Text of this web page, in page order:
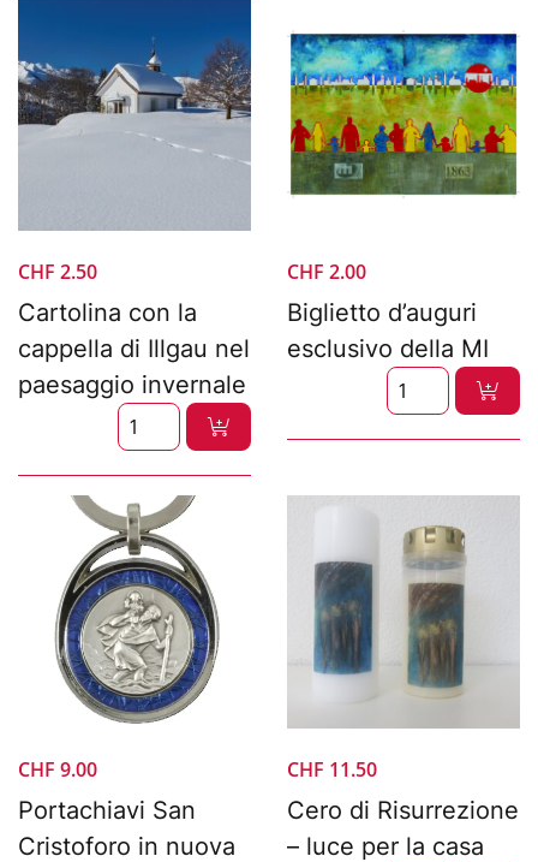
CHF 2.50
Cartolina con la
cappella di Illgau nel
paesaggio invernale
CHF 2.00
Biglietto d’auguri
esclusivo della MI
CHF 9.00
Portachiavi San
Cristoforo in nuova
CHF 11.50
Cero di Risurrezione
– luce per la casa